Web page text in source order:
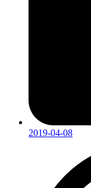
2019-04-08